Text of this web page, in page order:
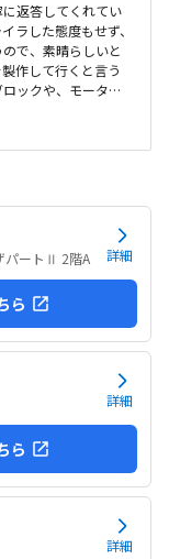
返答してくれてい
ラした態度もせず、
で、素晴らしいと
作して行くと言う
ックや、モーター
で、機械に強くな
ろにあります。駐
、すぐに見つけら
ます。個人授業なの
な感じはします。あ
でもできる内容か
パートⅡ 2階A 詳細
ら
詳細
ら
詳細